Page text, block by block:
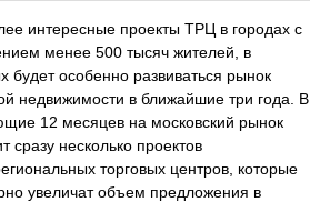
интересные проекты ТРЦ в городах с
менее 500 тысяч жителей, в
будет особенно развиваться рынок
недвижимости в ближайшие три года. В
12 месяцев на московский рынок
сразу несколько проектов
торговых центров, которые
увеличат объем предложения в